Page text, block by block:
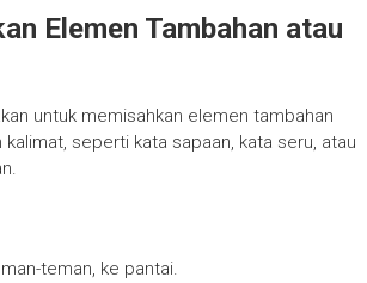
Elemen Tambahan atau
untuk memisahkan elemen tambahan
seperti kata sapaan, kata seru, atau
teman, ke pantai.